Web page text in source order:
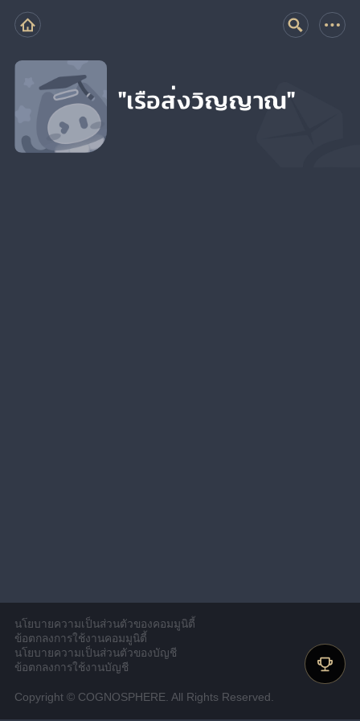
"เรือส่งวิญญาณ"
นโยบายความเป็นส่วนตัวของคอมมูนิตี้
ข้อตกลงการใช้งานคอมมูนิตี้
นโยบายความเป็นส่วนตัวของบัญชี
ข้อตกลงการใช้งานบัญชี
Copyright © COGNOSPHERE. All Rights Reserved.